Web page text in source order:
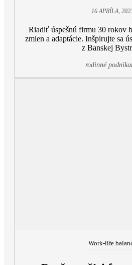
16 APRÍLA,
Riadiť úspešnú firmu 30 rokov
zmien a adaptácie. Inšpirujte sa
z Banskej
rodinné
Work-life